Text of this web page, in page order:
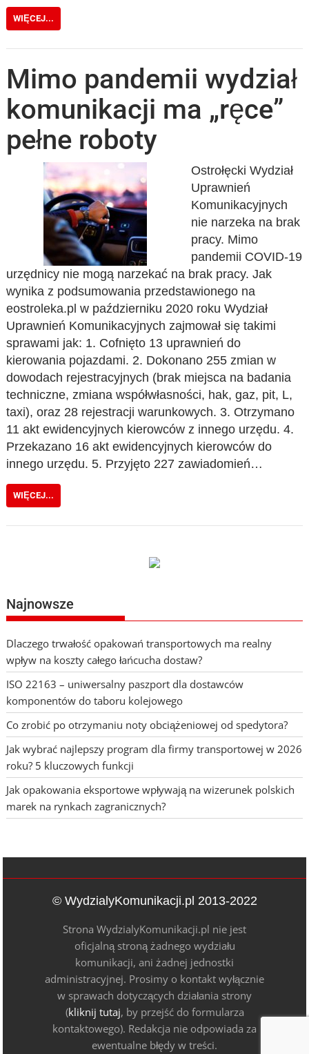
WIĘCEJ...
Mimo pandemii wydział
komunikacji ma „ręce”
pełne roboty
Ostrołęcki Wydział
Uprawnień
Komunikacyjnych
nie narzeka na brak
pracy. Mimo
pandemii COVID-19
urzędnicy nie mogą narzekać na brak pracy. Jak
wynika z podsumowania przedstawionego na
eostroleka.pl w październiku 2020 roku Wydział
Uprawnień Komunikacyjnych zajmował się takimi
sprawami jak: 1. Cofnięto 13 uprawnień do
kierowania pojazdami. 2. Dokonano 255 zmian w
dowodach rejestracyjnych (brak miejsca na badania
techniczne, zmiana współwłasności, hak, gaz, pit, L,
taxi), oraz 28 rejestracji warunkowych. 3. Otrzymano
11 akt ewidencyjnych kierowców z innego urzędu. 4.
Przekazano 16 akt ewidencyjnych kierowców do
innego urzędu. 5. Przyjęto 227 zawiadomień…
WIĘCEJ...
Najnowsze
Dlaczego trwałość opakowań transportowych ma realny
wpływ na koszty całego łańcucha dostaw?
ISO 22163 – uniwersalny paszport dla dostawców
komponentów do taboru kolejowego
Co zrobić po otrzymaniu noty obciążeniowej od spedytora?
Jak wybrać najlepszy program dla firmy transportowej w 2026
roku? 5 kluczowych funkcji
Jak opakowania eksportowe wpływają na wizerunek polskich
marek na rynkach zagranicznych?
© WydzialyKomunikacji.pl 2013-2022
Strona WydzialyKomunikacji.pl nie jest
oficjalną stroną żadnego wydziału
komunikacji, ani żadnej jednostki
administracyjnej. Prosimy o kontakt wyłącznie
w sprawach dotyczących działania strony
(kliknij tutaj, by przejść do formularza
kontaktowego). Redakcja nie odpowiada za
ewentualne błędy w treści.